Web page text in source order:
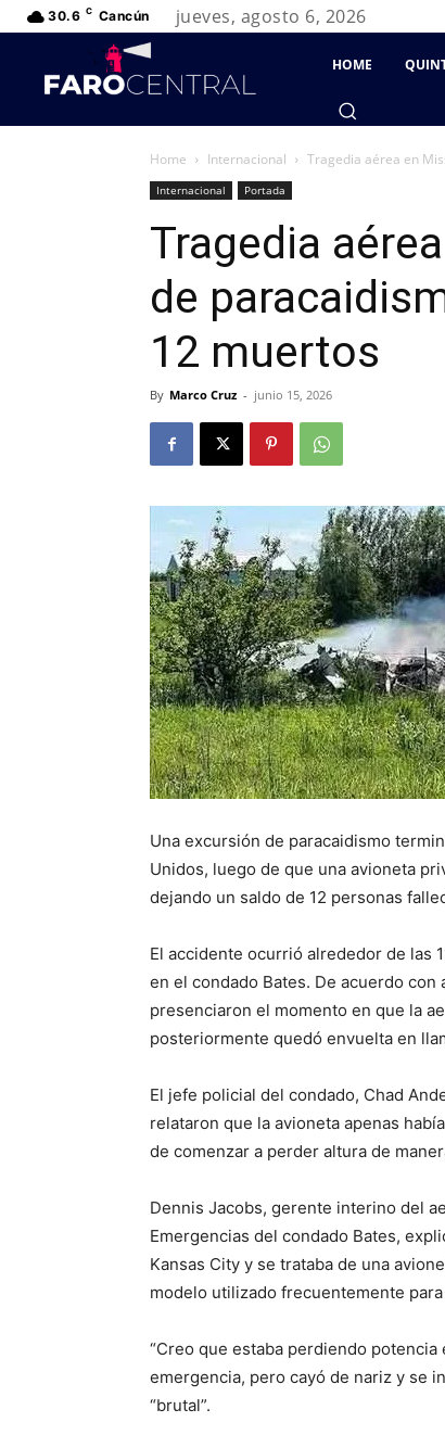
30.6 C Cancún jueves, agosto 6, 2026
HOME
Home Internacional Tragedia aérea en
Internacional Portada
Tragedia
de
12 muertos
By Marco Cruz - junio 15, 2026
Una excursión de paracaidismo
Unidos, luego de que una avioneta
dejando un saldo de 12 personas
El accidente ocurrió alrededor de las
en el condado Bates. De acuerdo
presenciaron el momento en que la
posteriormente quedó envuelta en
El jefe policial del condado, Chad
relataron que la avioneta apenas
de comenzar a perder altura de
Dennis Jacobs, gerente interino del
Emergencias del condado Bates,
Kansas City y se trataba de una
modelo utilizado frecuentemente
“Creo que estaba perdiendo
emergencia, pero cayó de nariz y se
“brutal”.